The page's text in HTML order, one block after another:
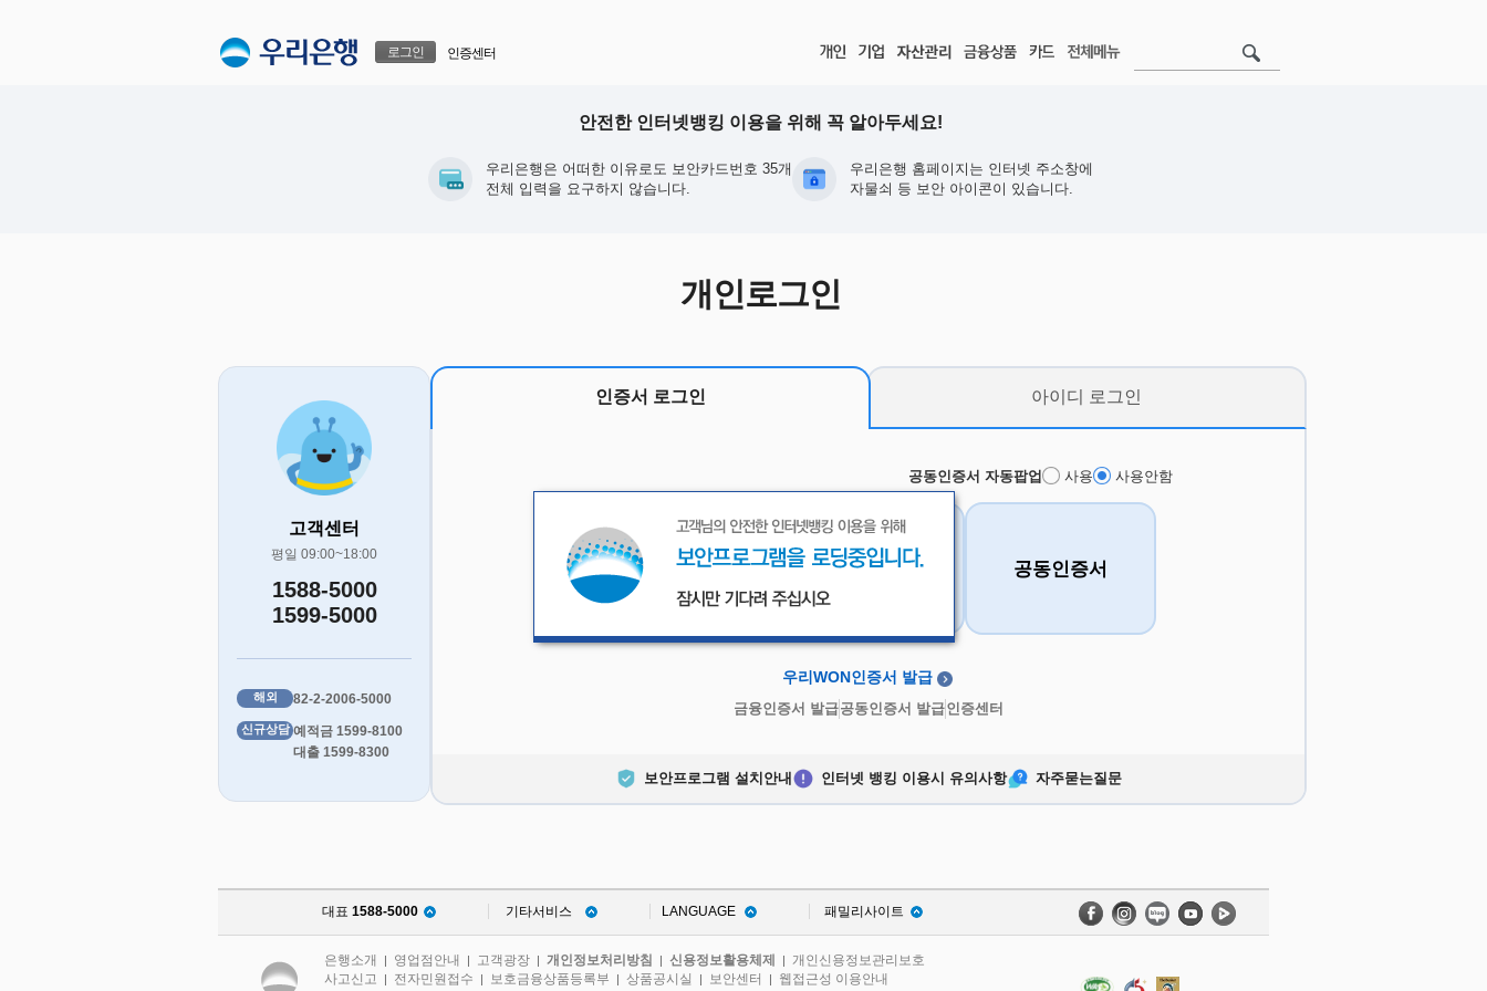
로그인 인증센터
안전한 인터넷뱅킹 이용을 위해 꼭 알아두세요!
우리은행은 어떠한 이유로도 보안카드번호 35개
전체 입력을 요구하지 않습니다.
우리은행 홈페이지는 인터넷 주소창에
자물쇠 등 보안 아이콘이 있습니다.
개인로그인
고객센터
평일 09:00~18:00
1588-5000
1599-5000
해외 82-2-2006-5000
신규상담 예적금 1599-8100
대출 1599-8300
인증서 로그인
공동인증서 자동팝업 사용 사용안함
우리WON인증서 금융인증서 공동인증서
우리WON인증서 발급
금융인증서 발급공동인증서 발급인증센터
아이디 로그인
보안프로그램 설치안내 인터넷 뱅킹 이용시 유의사항 자주묻는질문
대표 1588-5000 기타서비스 LANGUAGE 패밀리사이트
은행소개 | 영업점안내 | 고객광장 | 개인정보처리방침 | 신용정보활용체제 | 개인신용정보관리보호
사고신고 | 전자민원접수 | 보호금융상품등록부 | 상품공시실 | 보안센터 | 웹접근성 이용안내